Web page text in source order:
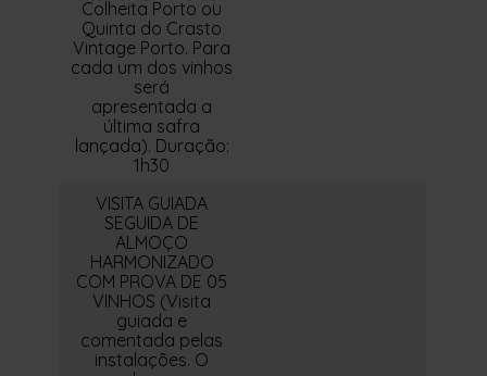
Colheita Porto ou
Quinta do Crasto
Vintage Porto. Para
cada um dos vinhos
será
apresentada a
última safra
lançada). Duração:
1h30
VISITA GUIADA
SEGUIDA DE
ALMOÇO
HARMONIZADO
COM PROVA DE 05
VINHOS (Visita
guiada e
comentada pelas
instalações. O